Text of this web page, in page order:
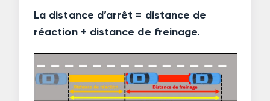
La distance d’arrêt = distance de
réaction + distance de freinage.